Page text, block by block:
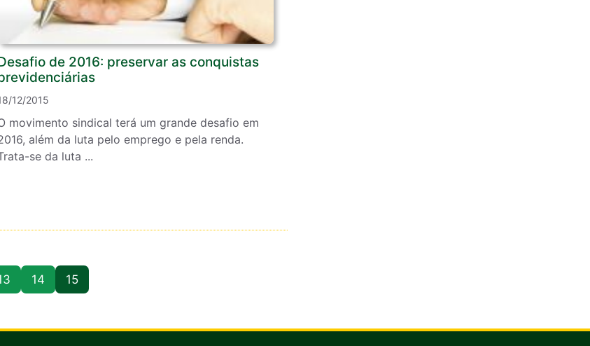
de 2016: preservar as conquistas
12/2015
movimento sindical terá um grande desafio em
além da luta pelo emprego e pela renda.
se da luta ...
14 15